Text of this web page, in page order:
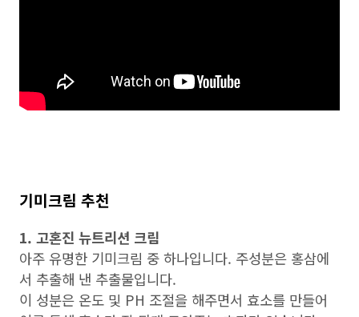
기미크림 추천
1. 고혼진 뉴트리션 크림
아주 유명한 기미크림 중 하나입니다. 주성분은 홍삼에
서 추출해 낸 추출물입니다.
이 성분은 온도 및 PH 조절을 해주면서 효소를 만들어